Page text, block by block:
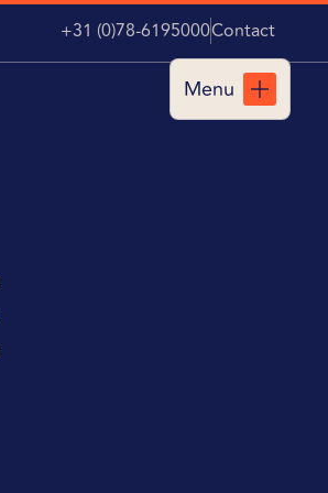
+31 (0)78-6195000Contact
Menu
Sluiten